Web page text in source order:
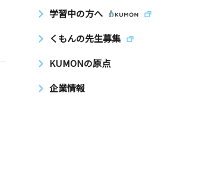
学習中の方へ
くもんの先生募集
KUMONの原点
企業情報